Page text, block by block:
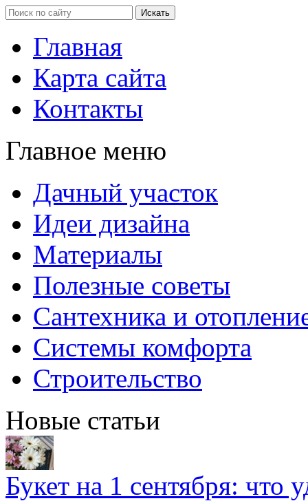
Главная
Карта сайта
Контакты
Главное меню
Дачный участок
Идеи дизайна
Материалы
Полезные советы
Сантехника и
Системы комфорта
Строительство
Новые статьи
Букет на 1 сентября: что